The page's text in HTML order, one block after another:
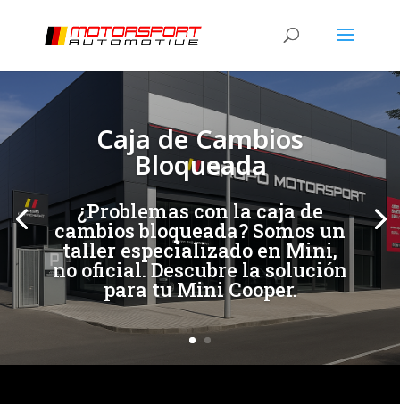
Caja de Cambios
Bloqueada
¿Problemas con la caja de
cambios bloqueada? Somos un
taller especializado en Mini,
no oficial. Descubre la solución
para tu Mini Cooper.
[/et_pb_slide][/et_pb_slide]